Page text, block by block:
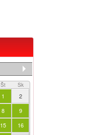
Št Sk
1
2
8
9
15
16